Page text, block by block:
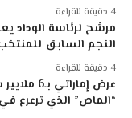
مرشح لرئاسة الوداد
النجم السابق للمنتخب
عرض إماراتي
“الماص” الذي ترعرع في